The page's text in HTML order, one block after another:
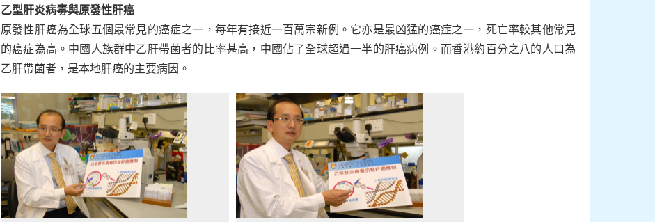
乙型肝炎病毒與原發性肝癌
原發性肝癌為全球五個最常見的癌症之一，每年有接近一百萬宗新例。它亦是最凶猛的癌症之一，死亡率較其他常見
的癌症為高。中國人族群中乙肝帶菌者的比率甚高，中國佔了全球超過一半的肝癌病例。而香港約百分之八的人口為
乙肝帶菌者，是本地肝癌的主要病因。